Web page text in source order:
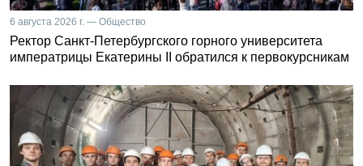
6 августа 2026 г. — Общество
Ректор Санкт-Петербургского горного университета
императрицы Екатерины II обратился к первокурсникам